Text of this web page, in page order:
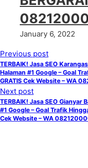
January 6, 2022
Previous post
TERBAIK! Jasa SEO
Halaman #1 Google – Goal
GRATIS Cek Website – WA
Next post
TERBAIK! Jasa SEO Gianyar
#1 Google – Goal Trafik
Cek Website – WA